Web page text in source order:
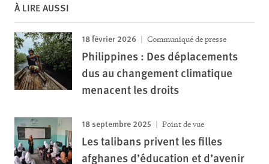
À LIRE AUSSI
18 février 2026 Communiqué de presse
Philippines : Des déplacements
dus au changement climatique
menacent les droits
18 septembre 2025 Point de vue
Les talibans privent les filles
afghanes d’éducation et d’avenir